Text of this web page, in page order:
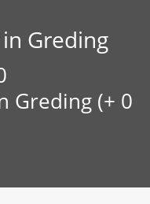
Greding
Greding (+ 0